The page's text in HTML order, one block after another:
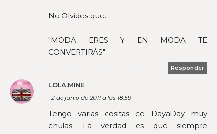
No Olvides que...
"MODA ERES Y EN MODA TE
CONVERTIRÁS"
Responder
LOLA.MINE
2 de junio de 2011 a las 18:59
Tengo varias cositas de DayaDay muy
chulas. La verdad es que siempre